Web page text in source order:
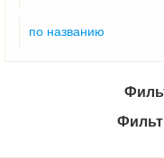
по названию